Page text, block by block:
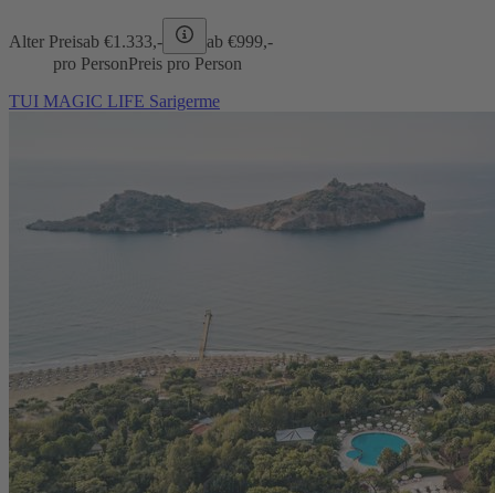
Alter Preisab €1.333,- ab €999,-
pro PersonPreis pro Person
TUI MAGIC LIFE Sarigerme